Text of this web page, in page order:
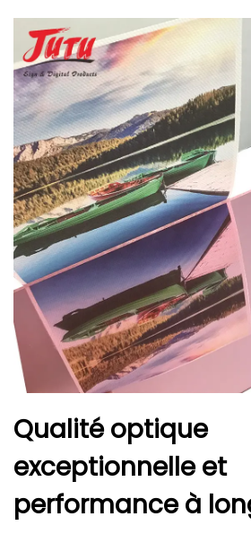
Qualité optique
exceptionnelle et
performance à